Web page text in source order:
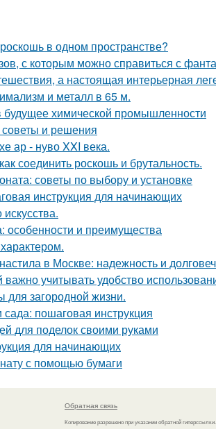
в одном пространстве?
с которым можно справиться с
а настоящая интерьерная
и металл в 65 м.
химической промышленности
советы и решения
ар - нуво XXI века.
соединить роскошь и брутальность.
советы по выбору и установке
инструкция для начинающих
особенности и преимущества
в Москве: надежность и
учитывать удобство
для загородной жизни.
сада: пошаговая инструкция
для поделок своими руками
для начинающих
с помощью бумаги
Обратная связь
Копирование разрешено при указании обратной гиперссылки.